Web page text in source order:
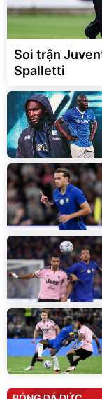
Soi trận
Spalletti